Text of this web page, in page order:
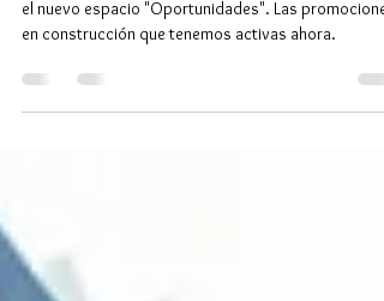
En MadmaqStudio Arquitectura ponemos en marcha
el nuevo espacio "Oportunidades". Las promociones
en construcción que tenemos activas ahora.